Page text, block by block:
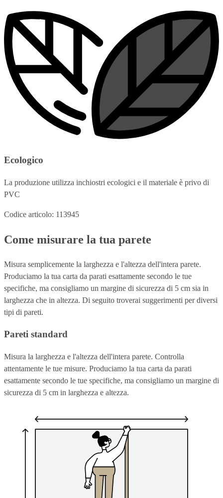
Ecologico
La produzione utilizza inchiostri ecologici e il materiale è privo di
PVC
Codice articolo: 113945
Come misurare la tua parete
Misura semplicemente la larghezza e l'altezza dell'intera parete.
Produciamo la tua carta da parati esattamente secondo le tue
specifiche, ma consigliamo un margine di sicurezza di 5 cm sia in
larghezza che in altezza. Di seguito troverai suggerimenti per diversi
tipi di pareti.
Pareti standard
Misura la larghezza e l'altezza dell'intera parete. Controlla
attentamente le tue misure. Produciamo la tua carta da parati
esattamente secondo le tue specifiche, ma consigliamo un margine di
sicurezza di 5 cm in larghezza e altezza.